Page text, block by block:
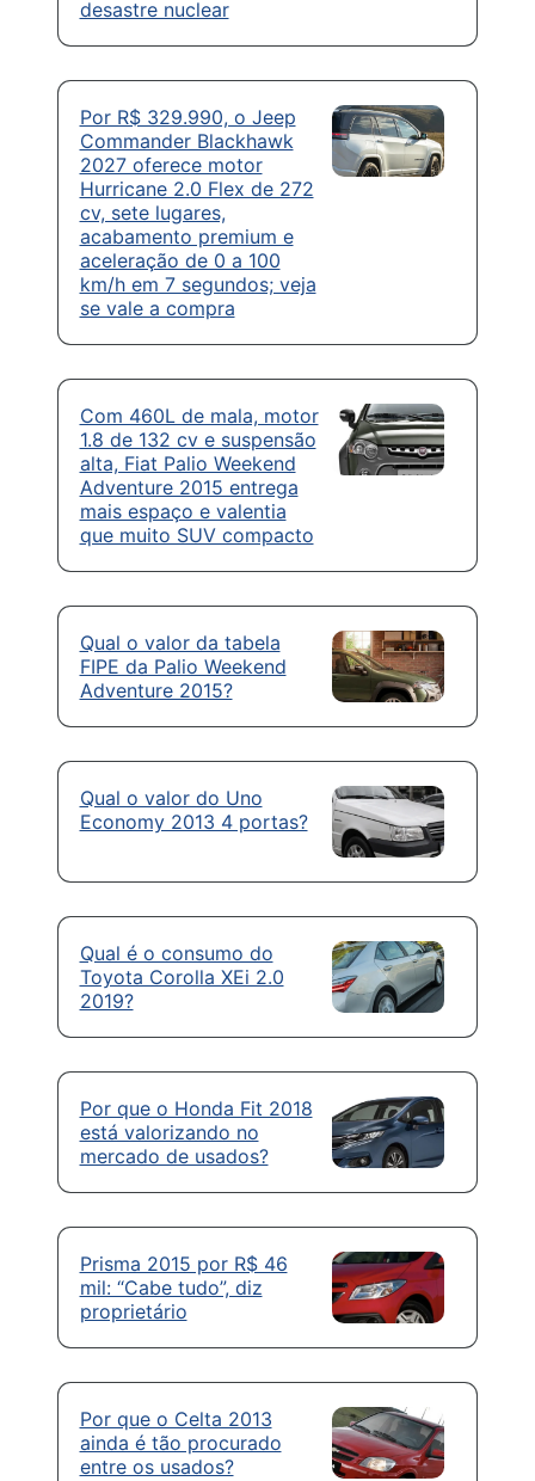
desastre nuclear
Por R$ 329.990, o Jeep
Commander Blackhawk
2027 oferece motor
Hurricane 2.0 Flex de 272
cv, sete lugares,
acabamento premium e
aceleração de 0 a 100
km/h em 7 segundos; veja
se vale a compra
Com 460L de mala, motor
1.8 de 132 cv e suspensão
alta, Fiat Palio Weekend
Adventure 2015 entrega
mais espaço e valentia
que muito SUV compacto
Qual o valor da tabela
FIPE da Palio Weekend
Adventure 2015?
Qual o valor do Uno
Economy 2013 4 portas?
Qual é o consumo do
Toyota Corolla XEi 2.0
2019?
Por que o Honda Fit 2018
está valorizando no
mercado de usados?
Prisma 2015 por R$ 46
mil: “Cabe tudo”, diz
proprietário
Por que o Celta 2013
ainda é tão procurado
entre os usados?